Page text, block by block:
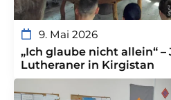
9. Mai 2026
„Ich glaube nicht allein“
Lutheraner in Kirgistan